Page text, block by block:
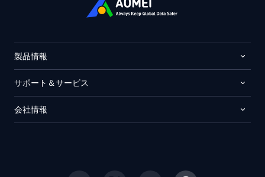
製品情報
サポート＆サービス
会社情報